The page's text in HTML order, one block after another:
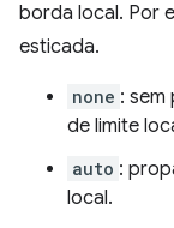
borda local. Por
esticada.
none :
de limite
auto :
local.